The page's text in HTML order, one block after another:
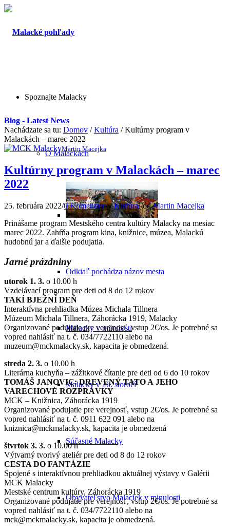
Spoznajte Malacky
O Malackách
Odkiaľ pochádza názov mesta
Malacky v minulosti
Malacky v 20. storočí
Súčasné Malacky
Obyvateľstvo Malaciek v minulosti
Blog - Latest News
Nachádzate sa tu: Domov / Kultúra / Kultúrny program v
Malackách – marec 2022
Martin Macejka
Kultúrny program v Malackách – marec
2022
25. februára 2022/0 Komentáre/vKultúra /odMartin Macejka
Prinášame program Mestského centra kultúry Malacky na mesiac
marec 2022. Zahŕňa program kina, knižnice, múzea, Malackú
hudobnú jar a ďalšie podujatia.
Jarné prázdniny
utorok 1. 3. o 10.00 h
Vzdelávací program pre deti od 8 do 12 rokov
TAKÍ BJEŽNÍ DEŇ
Interaktívna prehliadka Múzea Michala Tillnera
Múzeum Michala Tillnera, Záhorácka 1919, Malacky
Organizované podujatie pre verejnosť, vstup 2€/os. Je potrebné sa
vopred nahlásiť na t. č. 034/7722110 alebo na
muzeum@mckmalacky.sk, kapacita je obmedzená.
streda 2. 3. o 10.00 h
Literárna kuchyňa – zážitkové čítanie pre deti od 6 do 10 rokov
TOMÁŠ JANOVIC: DREVENÝ TATO A JEHO
VARECHOVÉ ROZPRÁVKY
MCK – Knižnica, Záhorácka 1919
Organizované podujatie pre verejnosť, vstup 2€/os. Je potrebné sa
vopred nahlásiť na t. č. 0911 622 091 alebo na
kniznica@mckmalacky.sk, kapacita je obmedzená
štvrtok 3. 3. o 10.00 h
Výtvarný tvorivý ateliér pre deti od 8 do 12 rokov
CESTA DO FANTÁZIE
Spojené s interaktívnou prehliadkou aktuálnej výstavy v Galérii
MCK Malacky
Mestské centrum kultúry, Záhorácka 1919
Organizované podujatie pre verejnosť, vstup 2€/os. Je potrebné sa
vopred nahlásiť na t. č. 034/7722110 alebo na
mck@mckmalacky.sk, kapacita je obmedzená.